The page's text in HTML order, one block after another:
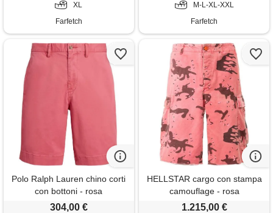
XL
Farfetch
M-L-XL-XXL
Farfetch
Polo Ralph Lauren chino corti
con bottoni - rosa
304,00 €
HELLSTAR cargo con stampa
camouflage - rosa
1.215,00 €